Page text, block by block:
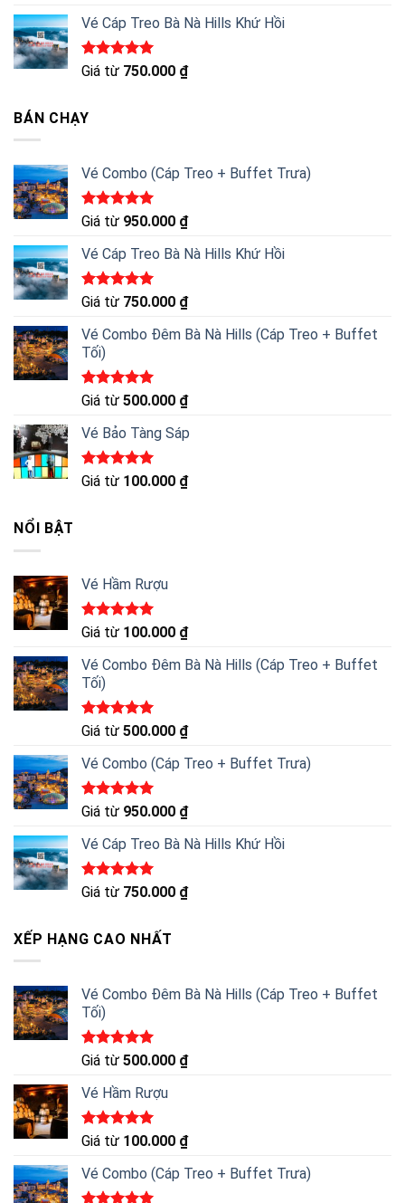
5 sao
Vé Cáp Treo Bà Nà Hills Khứ Hồi
Được xếp
Giá từ 750.000 ₫
BÁN CHẠY
Vé Combo (Cáp Treo + Buffet Trưa)
Được xếp
5 sao
Giá từ 950.000 ₫
Vé Cáp Treo Bà Nà Hills Khứ Hồi
Được xếp
5 sao
Giá từ 750.000 ₫
Vé Combo Đêm Bà Nà Hills (Cáp Treo + Buffet
Tối)
Được xếp
5 sao
Giá từ 500.000 ₫
Vé Bảo Tàng Sáp
Được xếp
Giá từ 100.000 ₫
NỔI BẬT
Vé Hầm Rượu
Được xếp
5 sao
Giá từ 100.000 ₫
Vé Combo Đêm Bà Nà Hills (Cáp Treo + Buffet
Tối)
Được xếp
5 sao
Giá từ 500.000 ₫
Vé Combo (Cáp Treo + Buffet Trưa)
Được xếp
5 sao
Giá từ 950.000 ₫
Vé Cáp Treo Bà Nà Hills Khứ Hồi
Được xếp
Giá từ 750.000 ₫
XẾP HẠNG CAO NHẤT
Vé Combo Đêm Bà Nà Hills (Cáp Treo + Buffet
Tối)
Được xếp
5 sao
Giá từ 500.000 ₫
Vé Hầm Rượu
Được xếp
5 sao
Giá từ 100.000 ₫
Vé Combo (Cáp Treo + Buffet Trưa)